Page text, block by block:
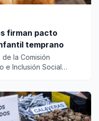
firman pacto
temprano
de la Comisión
e Inclusión Social